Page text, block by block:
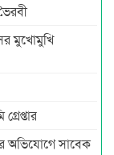
মুখোমুখি
অভিযোগে সাবেক